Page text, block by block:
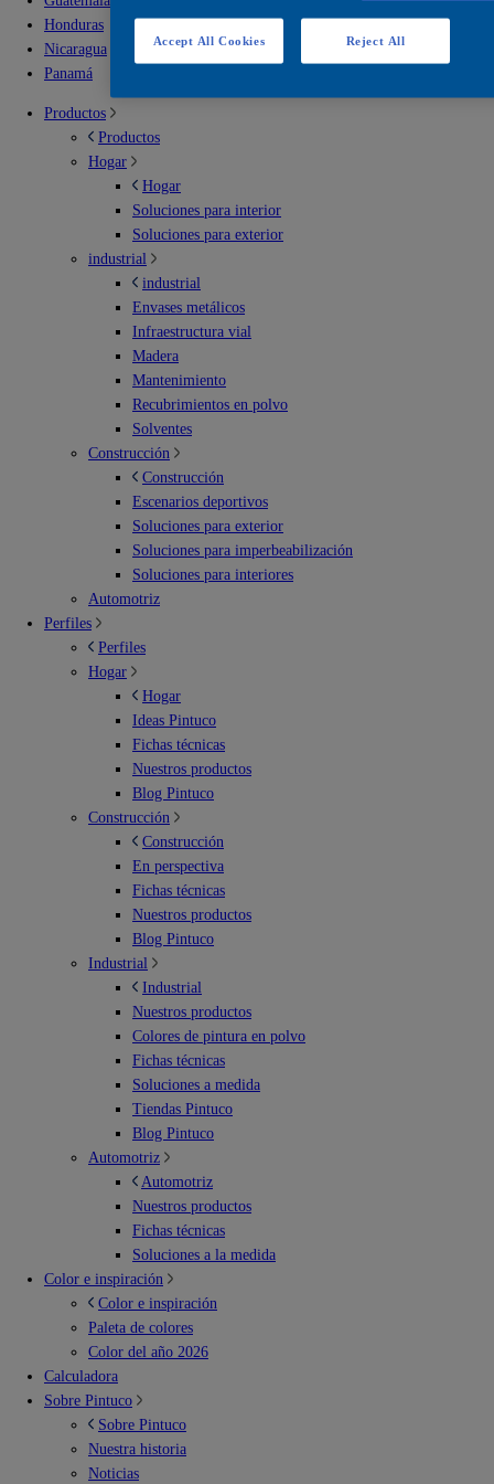
Honduras
Nicaragua
Panamá
Productos
Productos
Hogar
Hogar
Soluciones para interior
Soluciones para exterior
industrial
industrial
Envases metálicos
Infraestructura vial
Madera
Mantenimiento
Recubrimientos en polvo
Solventes
Construcción
Construcción
Escenarios deportivos
Soluciones para exterior
Soluciones para imperbeabilización
Soluciones para interiores
Automotriz
Perfiles
Perfiles
Hogar
Hogar
Ideas Pintuco
Fichas técnicas
Nuestros productos
Blog Pintuco
Construcción
Construcción
En perspectiva
Fichas técnicas
Nuestros productos
Blog Pintuco
Industrial
Industrial
Nuestros productos
Colores de pintura en polvo
Fichas técnicas
Soluciones a medida
Tiendas Pintuco
Blog Pintuco
Automotriz
Automotriz
Nuestros productos
Fichas técnicas
Soluciones a la medida
Color e inspiración
Color e inspiración
Paleta de colores
Color del año 2026
Calculadora
Sobre Pintuco
Sobre Pintuco
Nuestra historia
Noticias
Reject All
Accept All Cookies